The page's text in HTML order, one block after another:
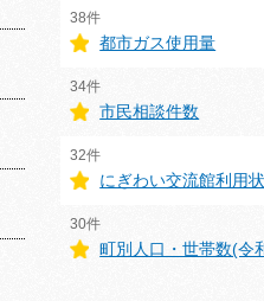
38件
都市ガス使用量
34件
市民相談件数
32件
にぎわい交流館利用
30件
町別人口・世帯数(令